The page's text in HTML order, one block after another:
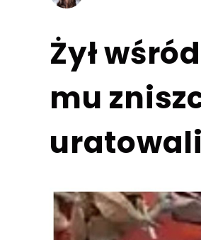
Żył
mu